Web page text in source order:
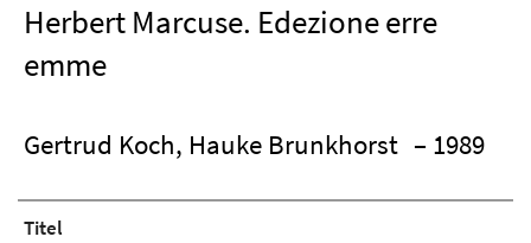
Herbert Marcuse. Edezione erre
emme
Gertrud Koch, Hauke Brunkhorst – 1989
Titel